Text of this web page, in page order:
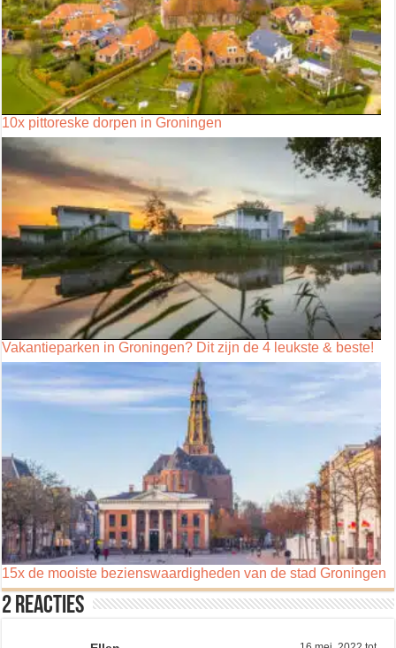
10x pittoreske dorpen in Groningen
Vakantieparken in Groningen? Dit zijn de 4 leukste & beste!
15x de mooiste bezienswaardigheden van de stad Groningen
2 reacties